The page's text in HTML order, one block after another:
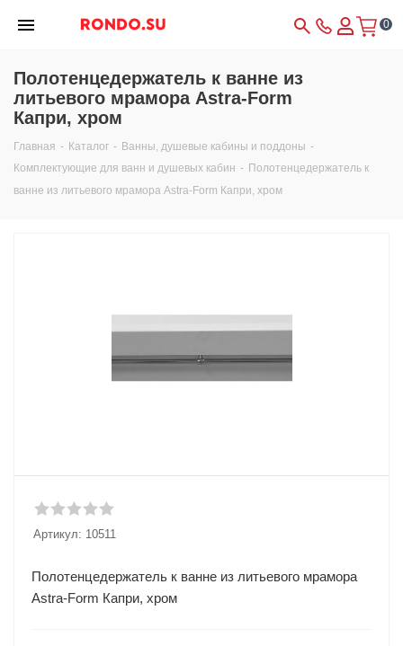
0
Полотенцедержатель к ванне из
литьевого мрамора Astra-Form
Капри, хром
Главная - Каталог - Ванны, душевые кабины и поддоны -
Комплектующие для ванн и душевых кабин - Полотенцедержатель к
ванне из литьевого мрамора Astra-Form Капри, хром
Артикул: 10511
Полотенцедержатель к ванне из литьевого мрамора
Astra-Form Капри, хром